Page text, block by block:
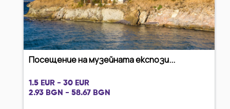
Посещение на музейната експози...
1.5 EUR - 30 EUR
2.93 BGN - 58.67 BGN